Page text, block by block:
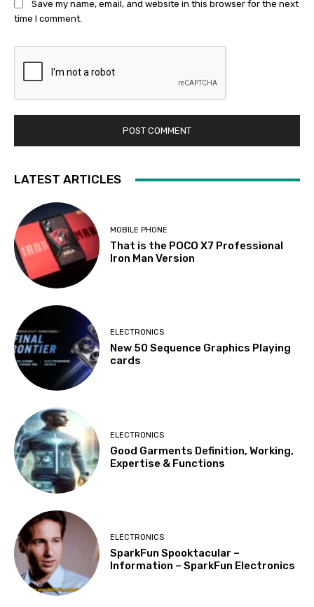
Save my name, email, and website in this browser for the next
time I comment.
LATEST ARTICLES
MOBILE PHONE
That is the POCO X7 Professional
Iron Man Version
ELECTRONICS
New 50 Sequence Graphics Playing
cards
ELECTRONICS
Good Garments Definition, Working,
Expertise & Functions
ELECTRONICS
SparkFun Spooktacular –
Information – SparkFun Electronics